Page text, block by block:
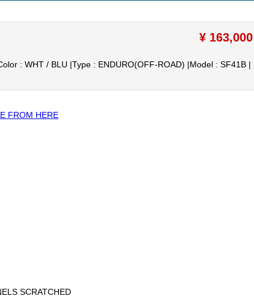
¥ 163,000
: WHT / BLU |Type : ENDURO(OFF-ROAD) |Model : SF41B |
FROM HERE
SCRATCHED